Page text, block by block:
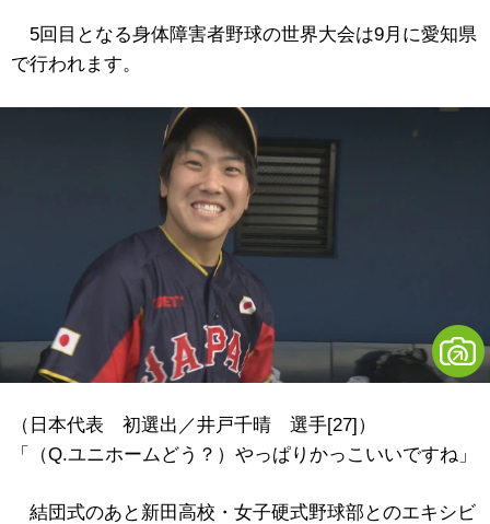
5回目となる身体障害者野球の世界大会は9月に愛知県
で行われます。
（日本代表 初選出／井戸千晴 選手[27]）
「（Q.ユニホームどう？）やっぱりかっこいいですね」
結団式のあと新田高校・女子硬式野球部とのエキシビ